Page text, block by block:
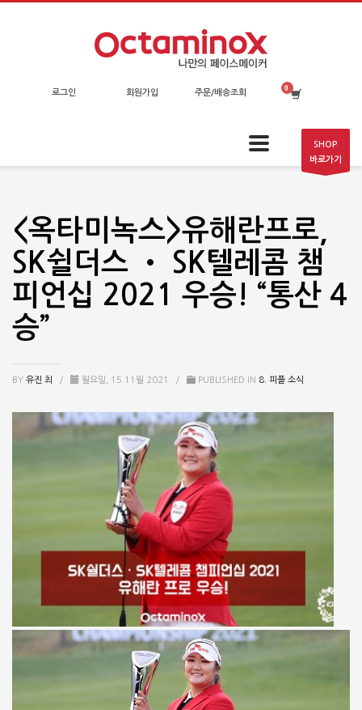
로그인 회원가입 주문/배송조회
SHOP
바로가기
<옥타미녹스>유해란프로,
SK쉴더스 • SK텔레콤 챔
피언십 2021 우승! “통산 4
승”
BY 유진 최 / 월요일, 15 11월 2021 / PUBLISHED IN 8. 피플 소식